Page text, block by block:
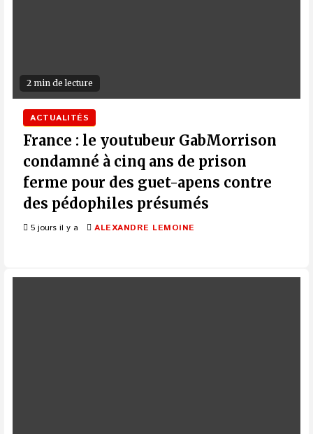
2 min de lecture
ACTUALITÉS
France : le youtubeur GabMorrison
condamné à cinq ans de prison
ferme pour des guet-apens contre
des pédophiles présumés
5 jours il y a ALEXANDRE LEMOINE